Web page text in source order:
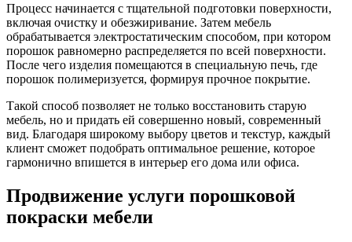
Процесс начинается с тщательной подготовки поверхности,
включая очистку и обезжиривание. Затем мебель
обрабатывается электростатическим способом, при котором
порошок равномерно распределяется по всей поверхности.
После чего изделия помещаются в специальную печь, где
порошок полимеризуется, формируя прочное покрытие.
Такой способ позволяет не только восстановить старую
мебель, но и придать ей совершенно новый, современный
вид. Благодаря широкому выбору цветов и текстур, каждый
клиент сможет подобрать оптимальное решение, которое
гармонично впишется в интерьер его дома или офиса.
Продвижение услуги порошковой
покраски мебели